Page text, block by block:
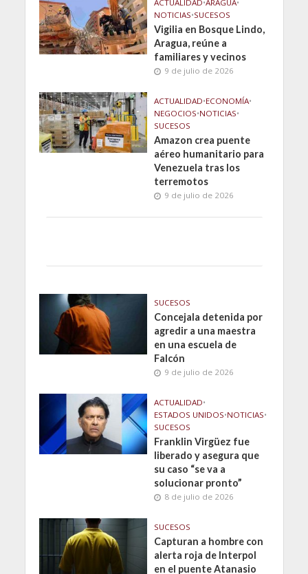
ACTUALIDAD•ARAGUA•
NOTICIAS•SUCESOS
Vigilia en Bosque Lindo,
Aragua, reúne a
familiares y vecinos
9 de julio de 2026
ACTUALIDAD•ECONOMÍA•
NEGOCIOS•NOTICIAS•
SUCESOS
Amazon crea puente
aéreo humanitario para
Venezuela tras los
terremotos
9 de julio de 2026
SUCESOS
Concejala detenida por
agredir a una maestra
en una escuela de
Falcón
9 de julio de 2026
ACTUALIDAD•
ESTADOS UNIDOS•NOTICIAS•
SUCESOS
Franklin Virgüez fue
liberado y asegura que
su caso “se va a
solucionar pronto”
8 de julio de 2026
SUCESOS
Capturan a hombre con
alerta roja de Interpol
en el puente Atanasio